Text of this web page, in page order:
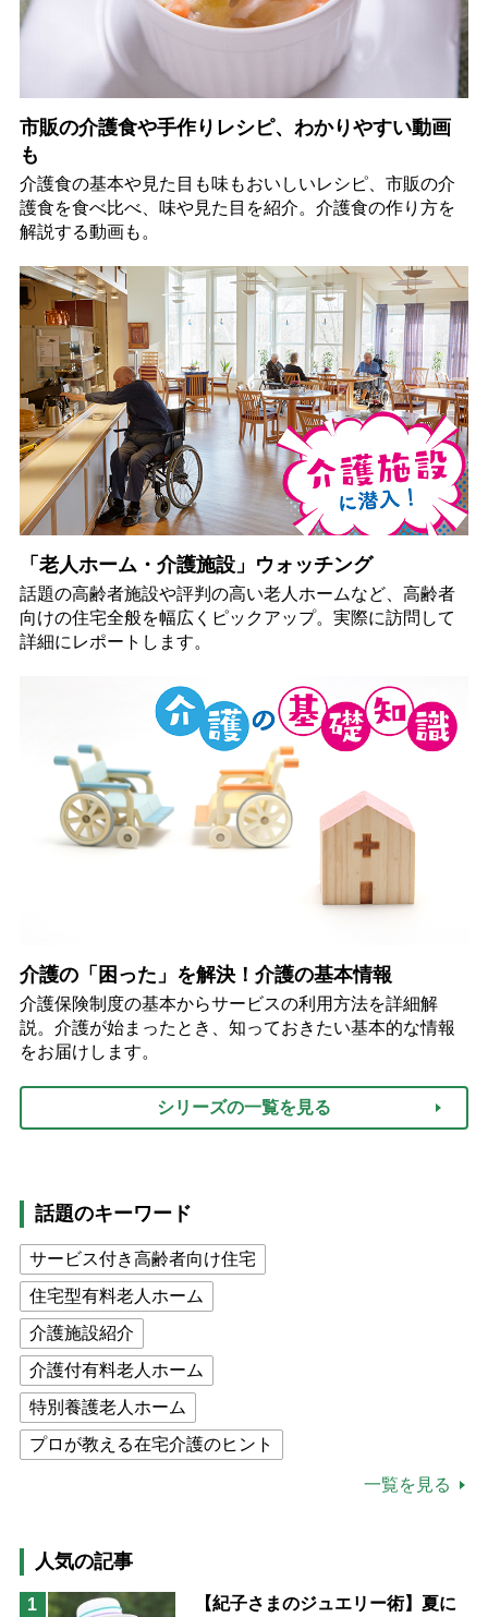
市販の介護食や手作りレシピ、わかりやすい動画
も
介護食の基本や見た目も味もおいしいレシピ、市販の介
護食を食べ比べ、味や見た目を紹介。介護食の作り方を
解説する動画も。
「老人ホーム・介護施設」ウォッチング
話題の高齢者施設や評判の高い老人ホームなど、高齢者
向けの住宅全般を幅広くピックアップ。実際に訪問して
詳細にレポートします。
介護の「困った」を解決！介護の基本情報
介護保険制度の基本からサービスの利用方法を詳細解
説。介護が始まったとき、知っておきたい基本的な情報
をお届けします。
シリーズの一覧を見る
話題のキーワード
サービス付き高齢者向け住宅
住宅型有料老人ホーム
介護施設紹介
介護付有料老人ホーム
特別養護老人ホーム
プロが教える在宅介護のヒント
猫が母になつきません
息子の遠距離介護サバイバル術
一覧を見る
人気の記事
1
【紀子さまのジュエリー術】夏に